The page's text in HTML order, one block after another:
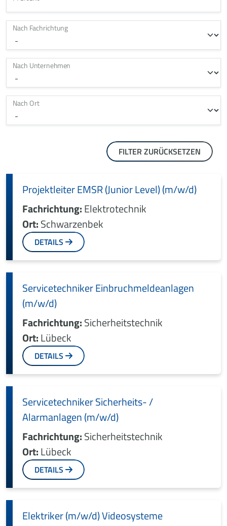
Nach Fachrichtung
Nach Unternehmen
Nach Ort
FILTER ZURÜCKSETZEN
Projektleiter EMSR (Junior Level) (m/w/d)
Fachrichtung:Elektrotechnik
Ort:Schwarzenbek
DETAILS
Servicetechniker Einbruchmeldeanlagen
(m/w/d)
Fachrichtung:Sicherheitstechnik
Ort:Lübeck
DETAILS
Servicetechniker Sicherheits- /
Alarmanlagen (m/w/d)
Fachrichtung:Sicherheitstechnik
Ort:Lübeck
DETAILS
Elektriker (m/w/d) Videosysteme